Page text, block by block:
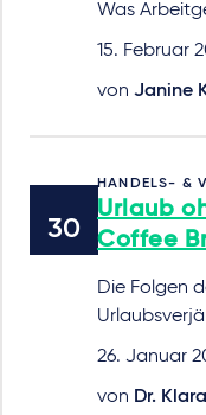
Was
15. Februar
von Janine
HANDELS- &
Urlaub
Coffee
Die Folgen
26. Januar
von Dr.